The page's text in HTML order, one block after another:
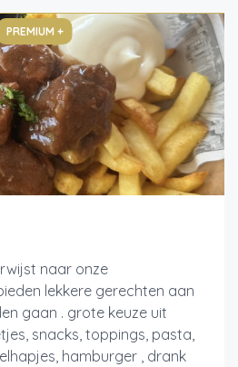
PREMIUM +
naar onze
lekkere gerechten aan
gaan . grote keuze uit
snacks, toppings, pasta,
hamburger , drank